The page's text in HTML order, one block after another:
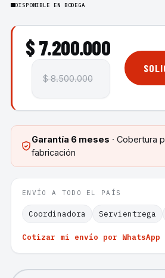
DISPONIBLE EN BODEGA
$ 7.200.000
$ 8.500.000
Garantía 6 meses · Cobertura
fabricación
ENVÍO A TODO EL PAÍS
Coordinadora Servientrega
Cotizar mi envío por WhatsApp